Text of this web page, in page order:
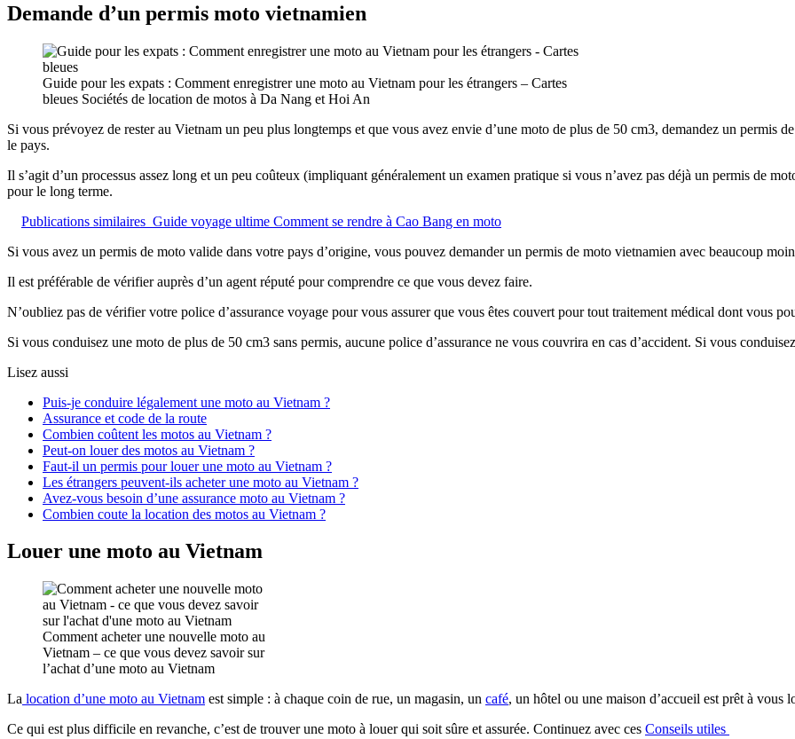
Demande d’un permis moto vietnamien
Guide pour les expats : Comment enregistrer une moto au Vietnam pour les étrangers – Cartes
bleues Sociétés de location de motos à Da Nang et Hoi An
Si vous prévoyez de rester au Vietnam un peu plus longtemps et que vous avez envie d’une moto de plus de 50 cm3, demandez un permis
le pays.
Il s’agit d’un processus assez long et un peu coûteux (impliquant généralement un examen pratique si vous n’avez pas déjà un permis de
pour le long terme.
Publications similaires Guide voyage ultime Comment se rendre à Cao Bang en moto
Si vous avez un permis de moto valide dans votre pays d’origine, vous pouvez demander un permis de moto vietnamien avec beaucoup
Il est préférable de vérifier auprès d’un agent réputé pour comprendre ce que vous devez faire.
N’oubliez pas de vérifier votre police d’assurance voyage pour vous assurer que vous êtes couvert pour tout traitement médical dont vous
Si vous conduisez une moto de plus de 50 cm3 sans permis, aucune police d’assurance ne vous couvrira en cas d’accident. Si vous
Lisez aussi
Puis-je conduire légalement une moto au Vietnam ?
Assurance et code de la route
Combien coûtent les motos au Vietnam ?
Peut-on louer des motos au Vietnam ?
Faut-il un permis pour louer une moto au Vietnam ?
Les étrangers peuvent-ils acheter une moto au Vietnam ?
Avez-vous besoin d’une assurance moto au Vietnam ?
Combien coute la location des motos au Vietnam ?
Louer une moto au Vietnam
Comment acheter une nouvelle moto au
Vietnam – ce que vous devez savoir sur
l’achat d’une moto au Vietnam
La location d’une moto au Vietnam est simple : à chaque coin de rue, un magasin, un café, un hôtel ou une maison d’accueil est prêt à
Ce qui est plus difficile en revanche, c’est de trouver une moto à louer qui soit sûre et assurée. Continuez avec ces Conseils utiles